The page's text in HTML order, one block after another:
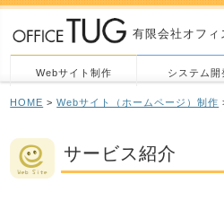
有限会社オフィ
Webサイト制作 システム開
HOME >Webサイト（ホームページ）制作
サービス紹介